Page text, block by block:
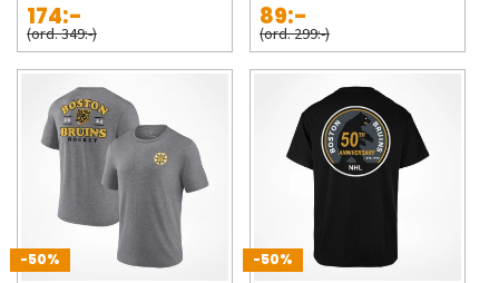
174:-
(ord. 349:-)
89:-
(ord. 299:-)
-50% -50%